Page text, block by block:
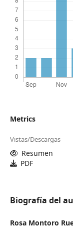
Metrics
Vistas/Descargas
Resumen
PDF
Biografía del
Rosa Montoro